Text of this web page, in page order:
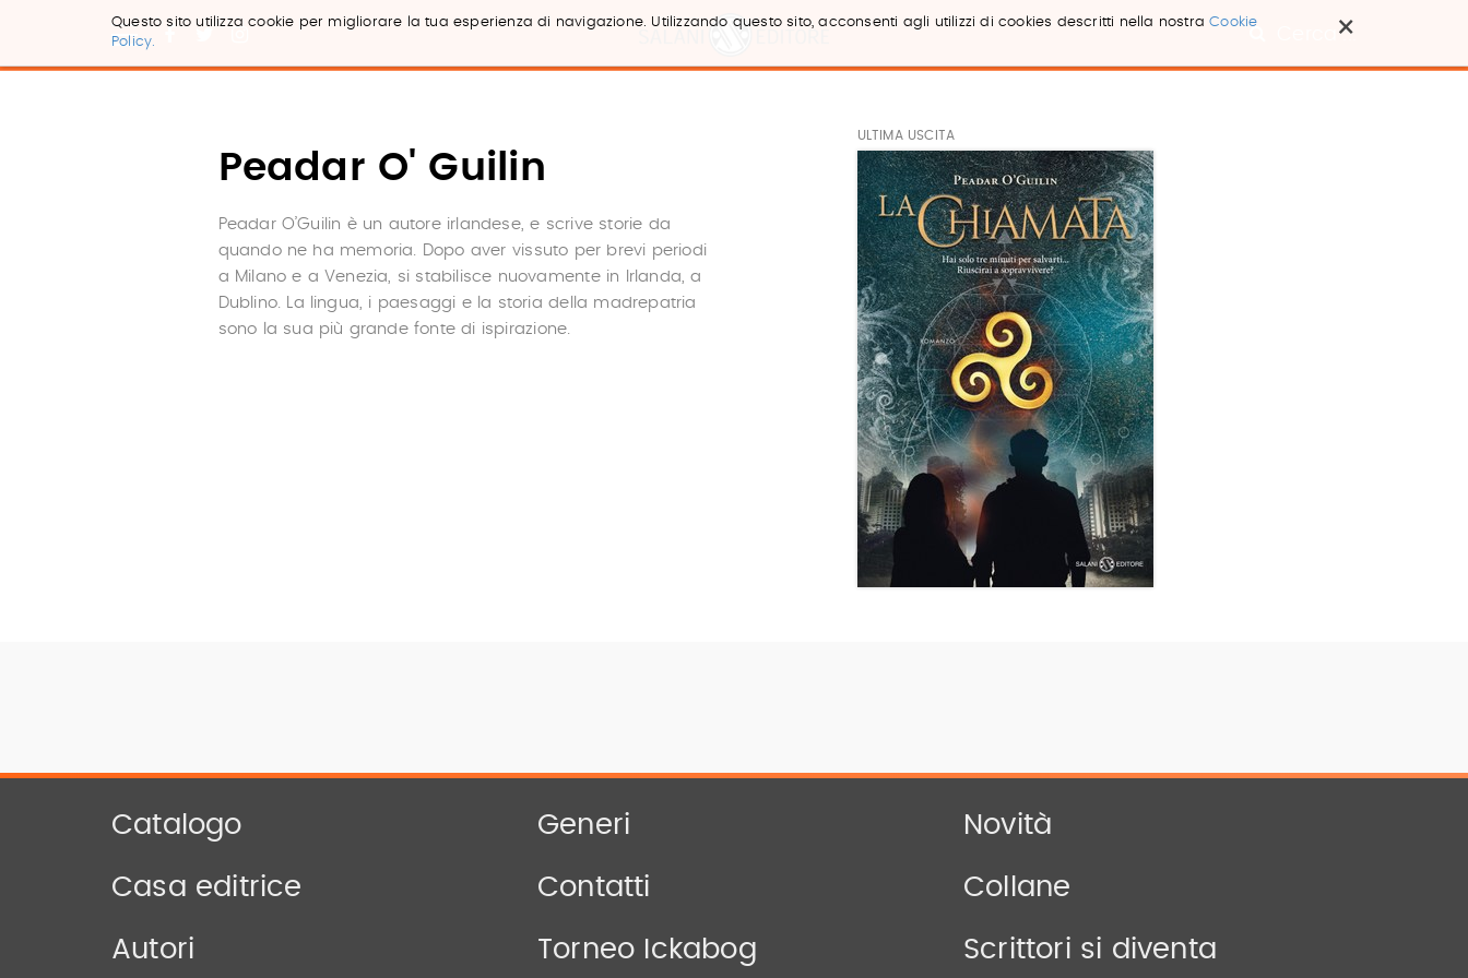
×
Questo sito utilizza cookie per migliorare la tua esperienza di navigazione. Utilizzando questo sito, acconsenti agli utilizzi di cookies descritti nella nostraCookie
Policy.
Cerca ...
Peadar O' Guilin
Peadar O’Guilin è un autore irlandese, e scrive storie da
quando ne ha memoria. Dopo aver vissuto per brevi periodi
a Milano e a Venezia, si stabilisce nuovamente in Irlanda, a
Dublino. La lingua, i paesaggi e la storia della madrepatria
sono la sua più grande fonte di ispirazione.
ULTIMA USCITA
Catalogo Generi Novità
Casa editrice Contatti Collane
Autori Torneo Ickabog Scrittori si diventa